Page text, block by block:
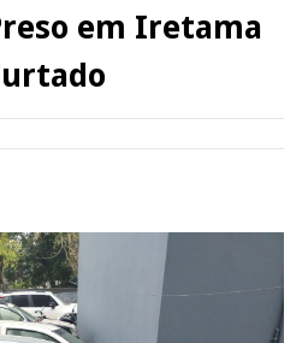
em Iretama